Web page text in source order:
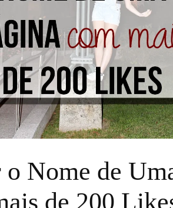
Nome de
de 200